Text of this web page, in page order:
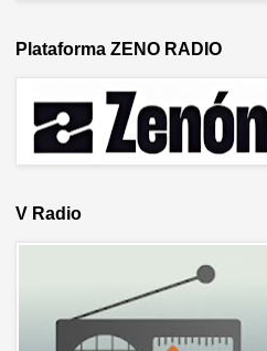
Plataforma ZENO RADIO
V Radio